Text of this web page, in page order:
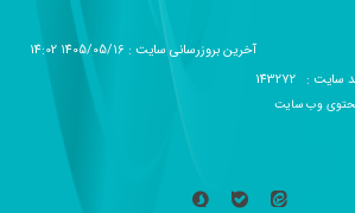
آخرین بروزرسانی سایت : 1405/05/16 14:02
سایت : 143272
محتوی وب سایت